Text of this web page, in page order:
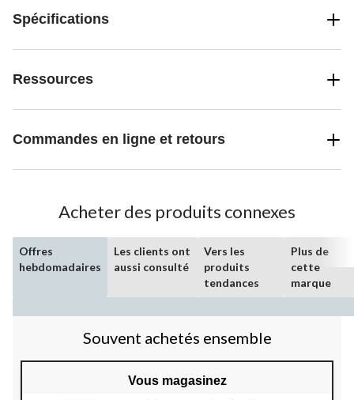
Spécifications
Ressources
Commandes en ligne et retours
Acheter des produits connexes
Offres
hebdomadaires
Les clients ont
aussi consulté
Vers les
produits
tendances
Plus de
cette
marque
Souvent achetés ensemble
Vous magasinez